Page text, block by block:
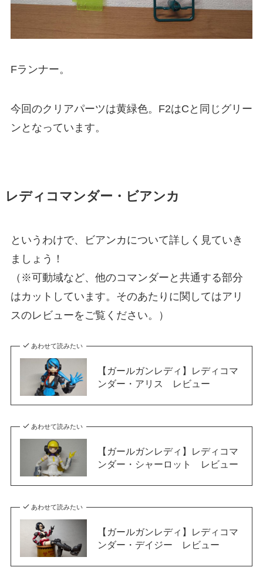
Fランナー。
今回のクリアパーツは黄緑色。F2はCと同じグリー
ンとなっています。
レディコマンダー・ビアンカ
というわけで、ビアンカについて詳しく見ていき
ましょう！
（※可動域など、他のコマンダーと共通する部分
はカットしています。そのあたりに関してはアリ
スのレビューをご覧ください。）
あわせて読みたい
【ガールガンレディ】レディコマ
ンダー・アリス レビュー
あわせて読みたい
【ガールガンレディ】レディコマ
ンダー・シャーロット レビュー
あわせて読みたい
【ガールガンレディ】レディコマ
ンダー・デイジー レビュー